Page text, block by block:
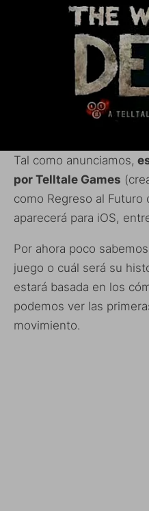
Tal como anunciamos,
por Telltale Games
como Regreso al Futuro
aparecerá para iOS,
Por ahora poco
juego o cuál será su
estará basada en los
podemos ver las
movimiento.